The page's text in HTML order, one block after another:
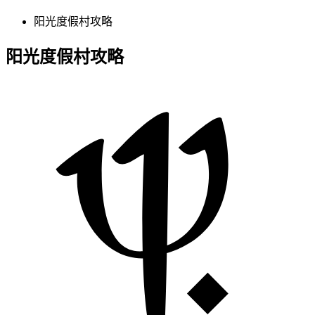
阳光度假村攻略
阳光度假村攻略